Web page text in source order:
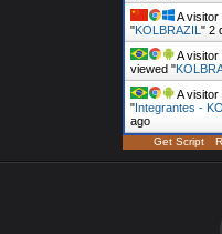
A visitor
"KOLBRAZIL"2
A
viewed "
A
" Integrantes -
ago
Get Script